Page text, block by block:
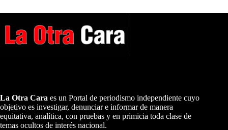
La Otra Cara es un Portal de periodismo independiente cuyo
objetivo es investigar, denunciar e informar de manera
equitativa, analítica, con pruebas y en primicia toda clase de
temas ocultos de interés nacional.